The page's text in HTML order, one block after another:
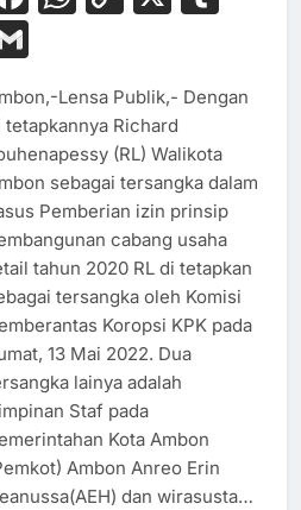
Gmail
Lensa Publik,- Dengan
tetapkannya Richard
(RL) Walikota
sebagai tersangka dalam
Pemberian izin prinsip
cabang usaha
tahun 2020 RL di tetapkan
tersangka oleh Komisi
Koropsi KPK pada
13 Mai 2022. Dua
lainya adalah
Staf pada
Kota Ambon
Ambon Anreo Erin
dan wirasusta…